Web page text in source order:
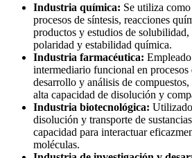
Industria química: Se utiliza
procesos de síntesis, reacciones
productos y estudios de solubilidad,
polaridad y estabilidad química.
Industria farmacéutica:
intermediario funcional en
desarrollo y análisis de
alta capacidad de disolución y
Industria biotecnológica:
disolución y transporte de
capacidad para interactuar
moléculas.